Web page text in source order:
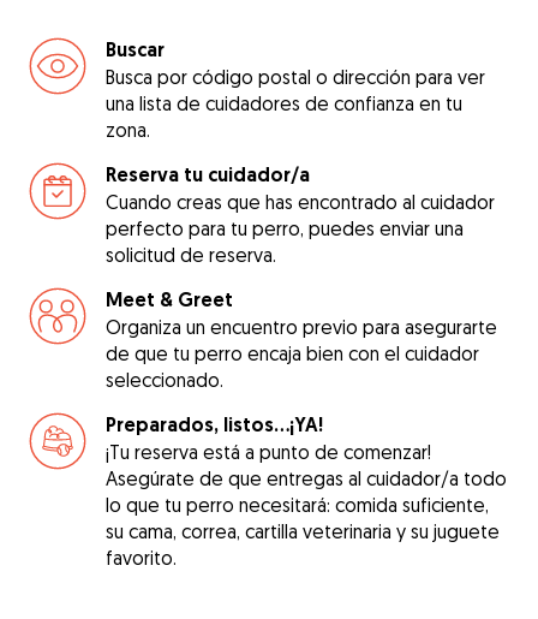
Buscar
Busca por código postal o dirección para ver
una lista de cuidadores de confianza en tu
zona.
Reserva tu cuidador/a
Cuando creas que has encontrado al cuidador
perfecto para tu perro, puedes enviar una
solicitud de reserva.
Meet & Greet
Organiza un encuentro previo para asegurarte
de que tu perro encaja bien con el cuidador
seleccionado.
Preparados, listos...¡YA!
¡Tu reserva está a punto de comenzar!
Asegúrate de que entregas al cuidador/a todo
lo que tu perro necesitará: comida suficiente,
su cama, correa, cartilla veterinaria y su juguete
favorito.